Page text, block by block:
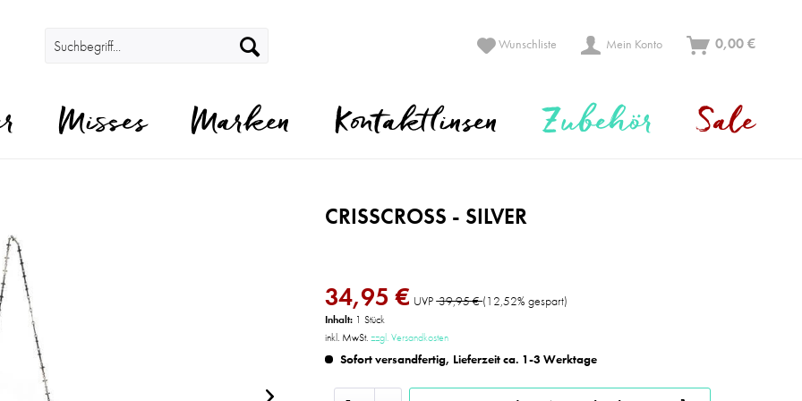
Wunschliste Mein Konto 0,00 €
Misses Marken Kontaktlinsen Zubehör Sale
CRISSCROSS - SILVER
34,95 € UVP39,95 €(12,52% gespart)
Inhalt: 1 Stück
inkl. MwSt.zzgl. Versandkosten
Sofort versandfertig, Lieferzeit ca. 1-3 Werktage